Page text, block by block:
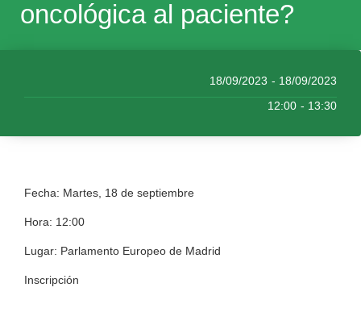
oncológica al paciente?
18/09/2023 - 18/09/2023
12:00 - 13:30
Fecha: Martes, 18 de septiembre
Hora: 12:00
Lugar: Parlamento Europeo de Madrid
Inscripción